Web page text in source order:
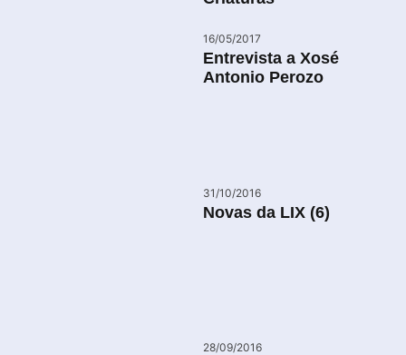
16/05/2017
Entrevista a Xosé
Antonio Perozo
31/10/2016
Novas da LIX (6)
28/09/2016